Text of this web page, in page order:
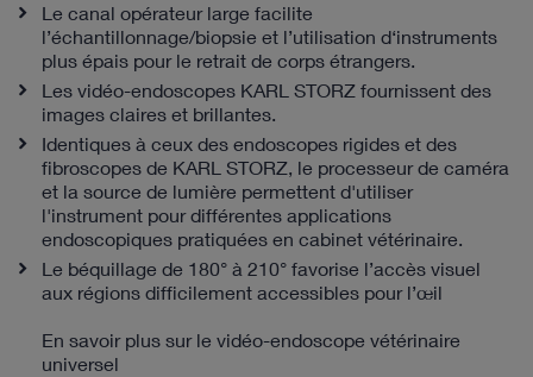
Le canal opérateur large facilite
l’échantillonnage/biopsie et l’utilisation d‘instruments
plus épais pour le retrait de corps étrangers.
Les vidéo-endoscopes KARL STORZ fournissent des
images claires et brillantes.
Identiques à ceux des endoscopes rigides et des
fibroscopes de KARL STORZ, le processeur de caméra
et la source de lumière permettent d'utiliser
l'instrument pour différentes applications
endoscopiques pratiquées en cabinet vétérinaire.
Le béquillage de 180° à 210° favorise l’accès visuel
aux régions difficilement accessibles pour l’œil
En savoir plus sur le vidéo-endoscope vétérinaire
universel